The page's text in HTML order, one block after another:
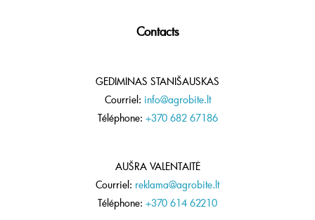
Contacts
GEDIMINAS STANIŠAUSKAS
Courriel: info@agrobite.lt
Téléphone: +370 682 67186
AUŠRA VALENTAITĖ
Courriel: reklama@agrobite.lt
Téléphone: +370 614 62210